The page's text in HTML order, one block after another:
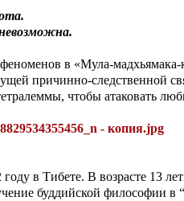
в «Мула-
причинно-следственной
чтобы атаковать
в Тибете. В возрасте 13
буддийской философии